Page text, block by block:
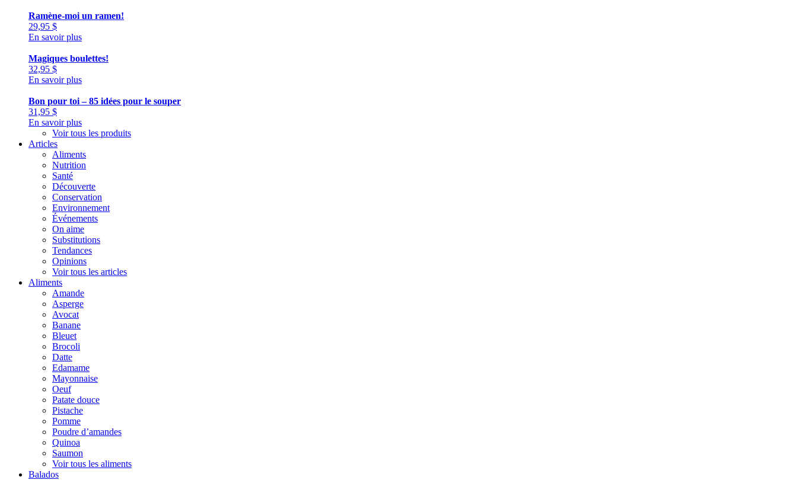
Ramène-moi un ramen!
29,95 $
En savoir plus
Magiques boulettes!
32,95 $
En savoir plus
Bon pour toi – 85 idées pour le souper
31,95 $
En savoir plus
Voir tous les produits
Articles
Aliments
Nutrition
Santé
Découverte
Conservation
Environnement
Événements
On aime
Substitutions
Tendances
Opinions
Voir tous les articles
Aliments
Amande
Asperge
Avocat
Banane
Bleuet
Brocoli
Datte
Edamame
Mayonnaise
Oeuf
Patate douce
Pistache
Pomme
Poudre d’amandes
Quinoa
Saumon
Voir tous les aliments
Balados